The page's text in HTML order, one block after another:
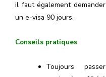
il faut également demander
un e-visa 90 jours.
Conseils pratiques
Toujours passer